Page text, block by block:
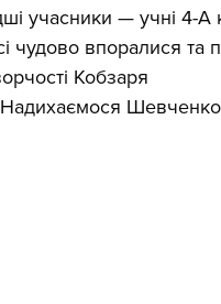
учасники — учні 4-А
чудово впоралися та
Кобзаря
Надихаємося